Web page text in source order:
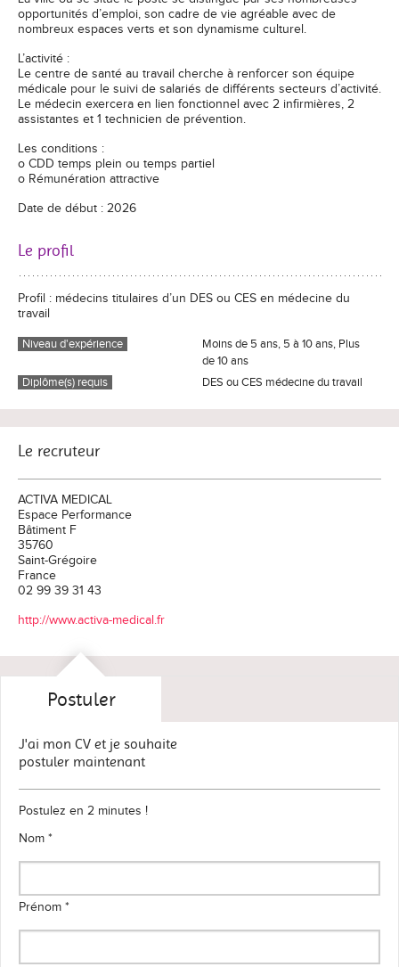
opportunités d’emploi, son cadre de vie agréable avec de
nombreux espaces verts et son dynamisme culturel.
L’activité :
Le centre de santé au travail cherche à renforcer son équipe
médicale pour le suivi de salariés de différents secteurs d’activité.
Le médecin exercera en lien fonctionnel avec 2 infirmières, 2
assistantes et 1 technicien de prévention.
Les conditions :
o CDD temps plein ou temps partiel
o Rémunération attractive
Date de début : 2026
Le profil
Profil : médecins titulaires d’un DES ou CES en médecine du
travail
Niveau d'expérience
Moins de 5 ans, 5 à 10 ans, Plus
de 10 ans
Diplôme(s) requis
DES ou CES médecine du travail
Le recruteur
ACTIVA MEDICAL
Espace Performance
Bâtiment F
35760
Saint-Grégoire
France
02 99 39 31 43
http://www.activa-medical.fr
Postuler
J'ai mon CV et je souhaite
postuler maintenant
Postulez en 2 minutes !
Nom *
Prénom *